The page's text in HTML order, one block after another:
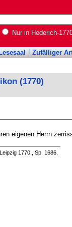
Nur in Hederich-
Zufälliger
(1770)
eigenen Herrn
1770., Sp. 1686.